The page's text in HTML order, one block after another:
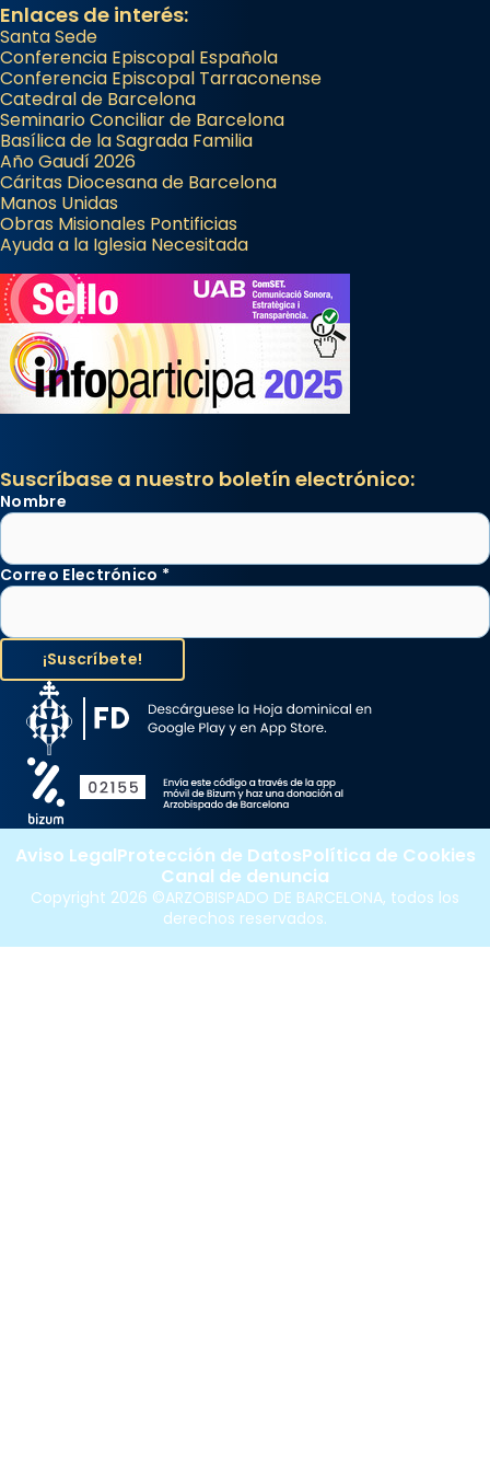
Enlaces de interés:
Santa Sede
Conferencia Episcopal Española
Conferencia Episcopal Tarraconense
Catedral de Barcelona
Seminario Conciliar de Barcelona
Basílica de la Sagrada Familia
Año Gaudí 2026
Cáritas Diocesana de Barcelona
Manos Unidas
Obras Misionales Pontificias
Ayuda a la Iglesia Necesitada
Suscríbase a nuestro boletín electrónico:
Nombre
Correo Electrónico *
Copyright 2026 ©ARZOBISPADO DE BARCELONA, todos los
derechos reservados.
Aviso LegalProtección de DatosPolítica de Cookies
Canal de denuncia